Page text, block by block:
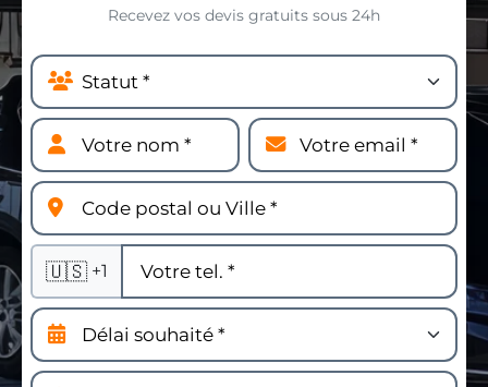
Recevez vos devis gratuits sous 24h
🇺🇸 +1